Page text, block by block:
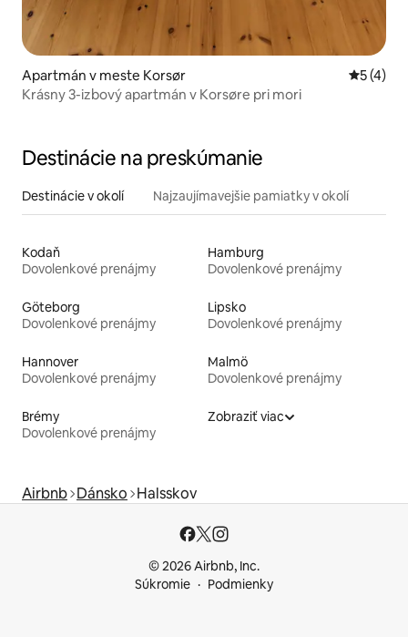
Apartmán v meste Korsør
5 (4)
Krásny 3-izbový apartmán v Korsøre pri mori
Destinácie na preskúmanie
Destinácie v okolí Najzaujímavejšie pamiatky v okolí
Kodaň
Dovolenkové prenájmy
Hamburg
Dovolenkové prenájmy
Göteborg
Dovolenkové prenájmy
Lipsko
Dovolenkové prenájmy
Hannover
Dovolenkové prenájmy
Malmö
Dovolenkové prenájmy
Brémy
Dovolenkové prenájmy
Zobraziť viac
Airbnb Dánsko Halsskov
© 2026 Airbnb, Inc.
Súkromie
Podmienky